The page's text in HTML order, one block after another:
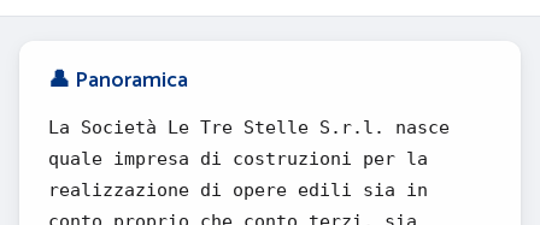
👤 Panoramica
La Società Le Tre Stelle S.r.l. nasce
quale impresa di costruzioni per la
realizzazione di opere edili sia in